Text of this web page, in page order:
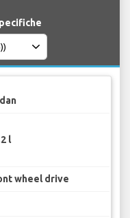
l
wheel drive